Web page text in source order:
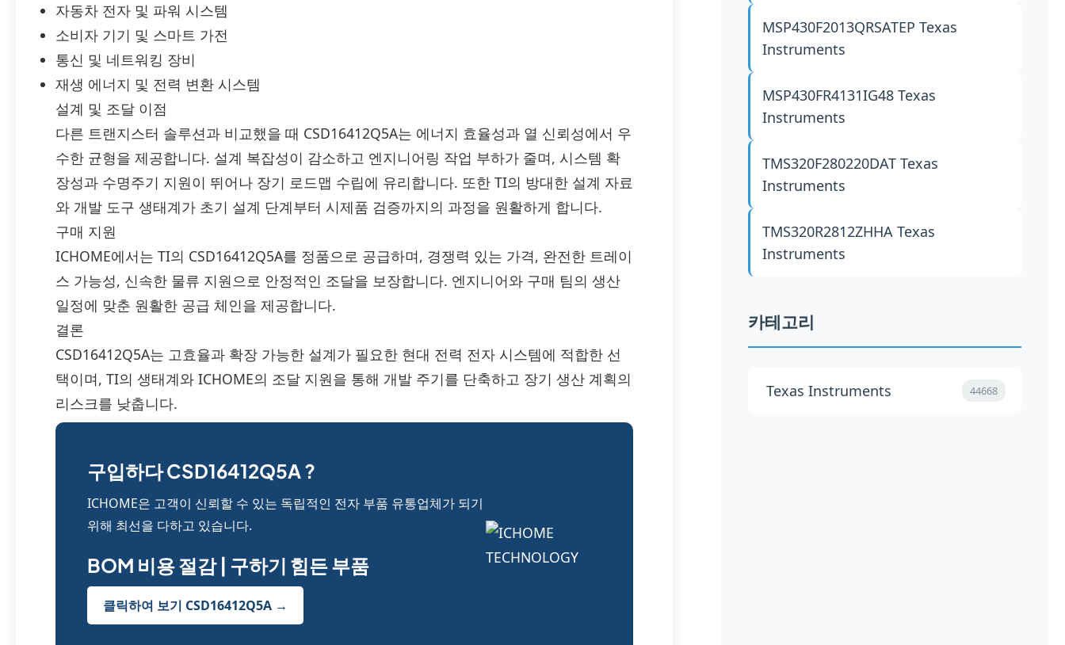
자동차 전자 및 파워 시스템
소비자 기기 및 스마트 가전
통신 및 네트워킹 장비
재생 에너지 및 전력 변환 시스템
설계 및 조달 이점
다른 트랜지스터 솔루션과 비교했을 때 CSD16412Q5A는 에너지 효율성과 열 신뢰성에서 우
수한 균형을 제공합니다. 설계 복잡성이 감소하고 엔지니어링 작업 부하가 줄며, 시스템 확
장성과 수명주기 지원이 뛰어나 장기 로드맵 수립에 유리합니다. 또한 TI의 방대한 설계 자료
와 개발 도구 생태계가 초기 설계 단계부터 시제품 검증까지의 과정을 원활하게 합니다.
구매 지원
ICHOME에서는 TI의 CSD16412Q5A를 정품으로 공급하며, 경쟁력 있는 가격, 완전한 트레이
스 가능성, 신속한 물류 지원으로 안정적인 조달을 보장합니다. 엔지니어와 구매 팀의 생산
일정에 맞춘 원활한 공급 체인을 제공합니다.
결론
CSD16412Q5A는 고효율과 확장 가능한 설계가 필요한 현대 전력 전자 시스템에 적합한 선
택이며, TI의 생태계와 ICHOME의 조달 지원을 통해 개발 주기를 단축하고 장기 생산 계획의
리스크를 낮춥니다.
구입하다 CSD16412Q5A ?
ICHOME은 고객이 신뢰할 수 있는 독립적인 전자 부품 유통업체가 되기
위해 최선을 다하고 있습니다.
BOM 비용 절감 | 구하기 힘든 부품
클릭하여 보기 CSD16412Q5A →
MSP430F2013QRSATEPTexas
Instruments
MSP430FR4131IG48Texas
Instruments
TMS320F280220DATTexas
Instruments
TMS320R2812ZHHATexas
Instruments
카테고리
Texas Instruments 44668